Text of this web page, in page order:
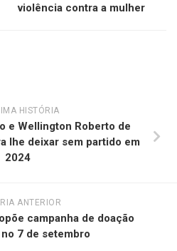
violência contra a mulher
HISTÓRIA
e Wellington Roberto de
lhe deixar sem partido em
2024
ANTERIOR
campanha de doação
7 de setembro